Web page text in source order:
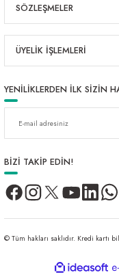
SÖZLEŞMELER
ÜYELİK İŞLEMLERİ
YENİLİKLERDEN İLK SİZİN
BİZİ TAKİP EDİN!
© Tüm hakları saklıdır. Kredi kartı